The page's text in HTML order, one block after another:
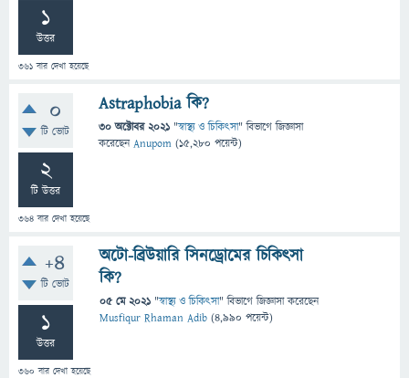
1
উত্তর
361 বার দেখা হয়েছে
0
টি ভোট
2
টি উত্তর
364 বার দেখা হয়েছে
Astraphobia কি?
30 অক্টোবর 2021 "স্বাস্থ্য ও চিকিৎসা" বিভাগে জিজ্ঞাসা
করেছেনAnupom (15,280 পয়েন্ট)
+4
টি ভোট
1
উত্তর
360 বার দেখা হয়েছে
অটো-ব্রিউয়ারি সিনড্রোমের চিকিৎসা
কি?
05 মে 2021 "স্বাস্থ্য ও চিকিৎসা" বিভাগে জিজ্ঞাসাকরেছেন
Musfiqur Rhaman Adib (4,990 পয়েন্ট)